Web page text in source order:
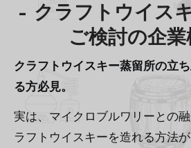
– クラフトウイス
ご検討の企業
クラフトウイスキー蒸留所の立
る方必見。
実は、マイクロブルワリーとの
ラフトウイスキーを造れる方法が